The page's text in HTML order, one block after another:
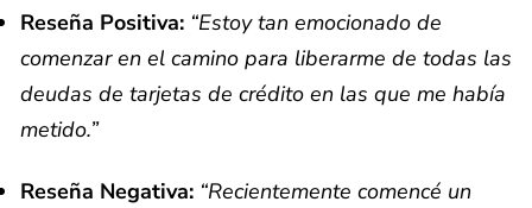
Reseña Positiva: “Estoy tan emocionado de
comenzar en el camino para liberarme de todas las
deudas de tarjetas de crédito en las que me había
metido.”
Reseña Negativa: “Recientemente comencé un